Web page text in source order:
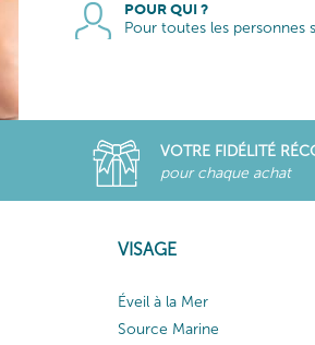
POUR QUI ?
Pour toutes les personnes
VOTRE FIDÉLITÉ
pour chaque achat
VISAGE
Éveil à la Mer
Source Marine